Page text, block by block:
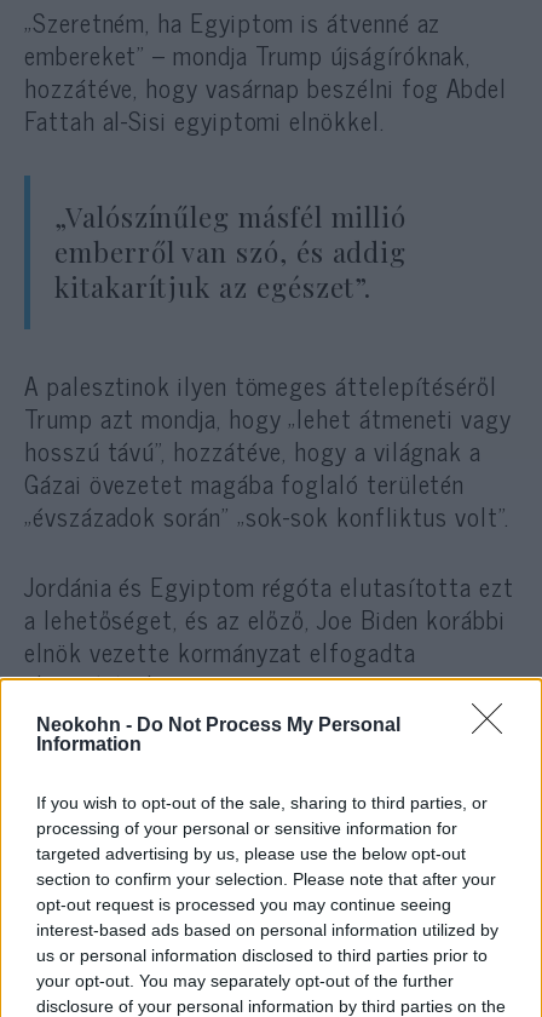
Neokohn - Do Not Process My Personal
Information
If you wish to opt-out of the sale, sharing to third parties, or
processing of your personal or sensitive information for
targeted advertising by us, please use the below opt-out
section to confirm your selection. Please note that after your
opt-out request is processed you may continue seeing
interest-based ads based on personal information utilized by
us or personal information disclosed to third parties prior to
your opt-out. You may separately opt-out of the further
disclosure of your personal information by third parties on the
„Szeretném, ha Egyiptom is átvenné az
embereket” – mondja Trump újságíróknak,
hozzátéve, hogy vasárnap beszélni fog Abdel
Fattah al-Sisi egyiptomi elnökkel.
„Valószínűleg másfél millió
emberről van szó, és addig
kitakarítjuk az egészet”.
A palesztinok ilyen tömeges áttelepítéséről
Trump azt mondja, hogy „lehet átmeneti vagy
hosszú távú”, hozzátéve, hogy a világnak a
Gázai övezetet magába foglaló területén
„évszázadok során” „sok-sok konfliktus volt”.
Jordánia és Egyiptom régóta elutasította ezt
a lehetőséget, és az előző, Joe Biden korábbi
elnök vezette kormányzat elfogadta
elutasításukat.
Ugyanakkor a terrorizmus ellen Izrael által
folytatott harc melletti elkötelezettségét
mutatja az is, hogy a múlt héten beiktatott
elnök feloldotta a korábbi elnök, Joe Biden
által hozott fegyverszállítási korlátozásokat
Izrael számára.